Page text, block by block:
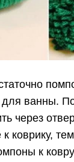
для ванны.
через
к коврику,
к